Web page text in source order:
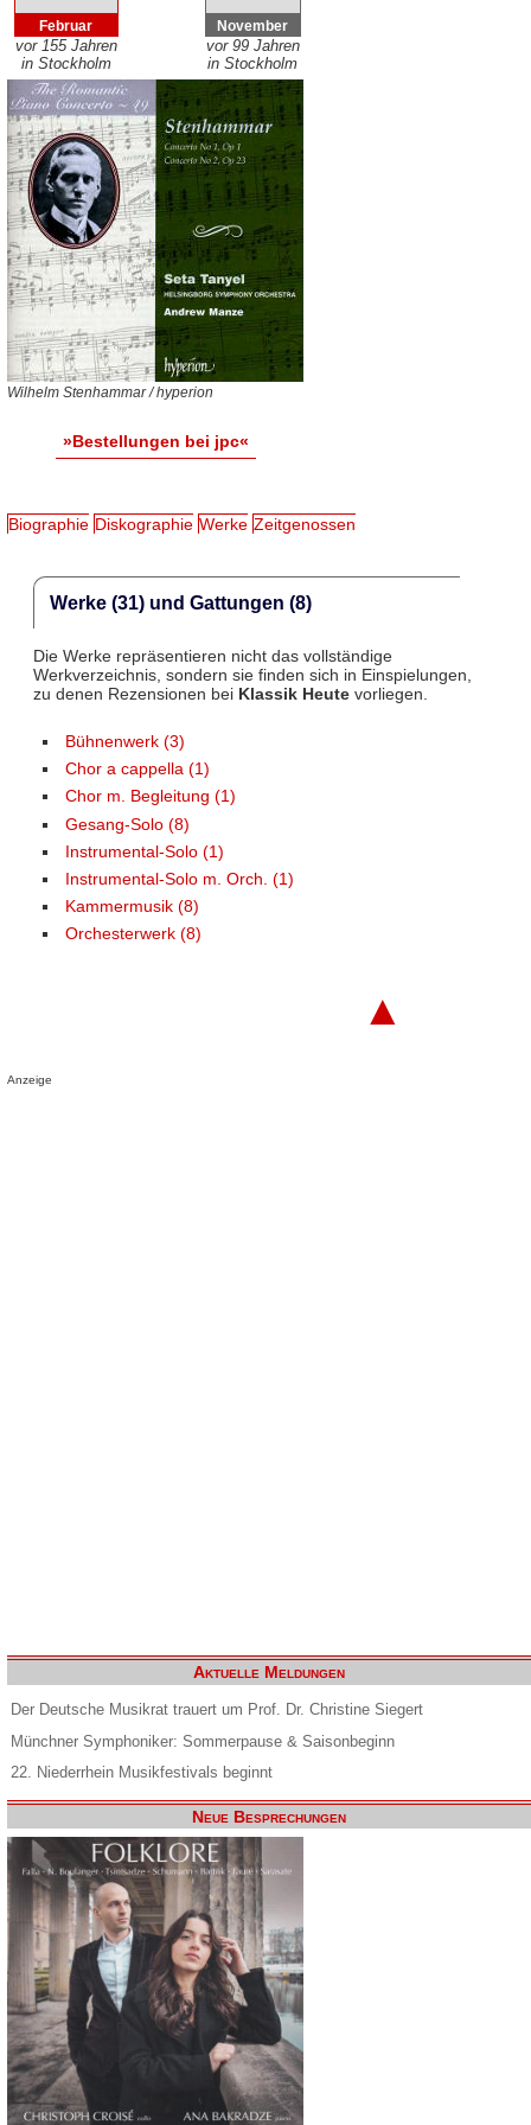
Februar
vor 155 Jahren
in Stockholm
November
vor 99 Jahren
in Stockholm
Wilhelm Stenhammar / hyperion
»Bestellungen bei jpc«
Biographie Diskographie Werke Zeitgenossen
Werke (31) und Gattungen (8)
Die Werke repräsentieren nicht das vollständige
Werkverzeichnis, sondern sie finden sich in Einspielungen,
zu denen Rezensionen bei Klassik Heutevorliegen.
Bühnenwerk (3)
Chor a cappella (1)
Chor m. Begleitung (1)
Gesang-Solo (8)
Instrumental-Solo (1)
Instrumental-Solo m. Orch. (1)
Kammermusik (8)
Orchesterwerk (8)
▲
Anzeige
Aktuelle Meldungen
Der Deutsche Musikrat trauert um Prof. Dr. Christine Siegert
Münchner Symphoniker: Sommerpause & Saisonbeginn
22. Niederrhein Musikfestivals beginnt
Neue Besprechungen